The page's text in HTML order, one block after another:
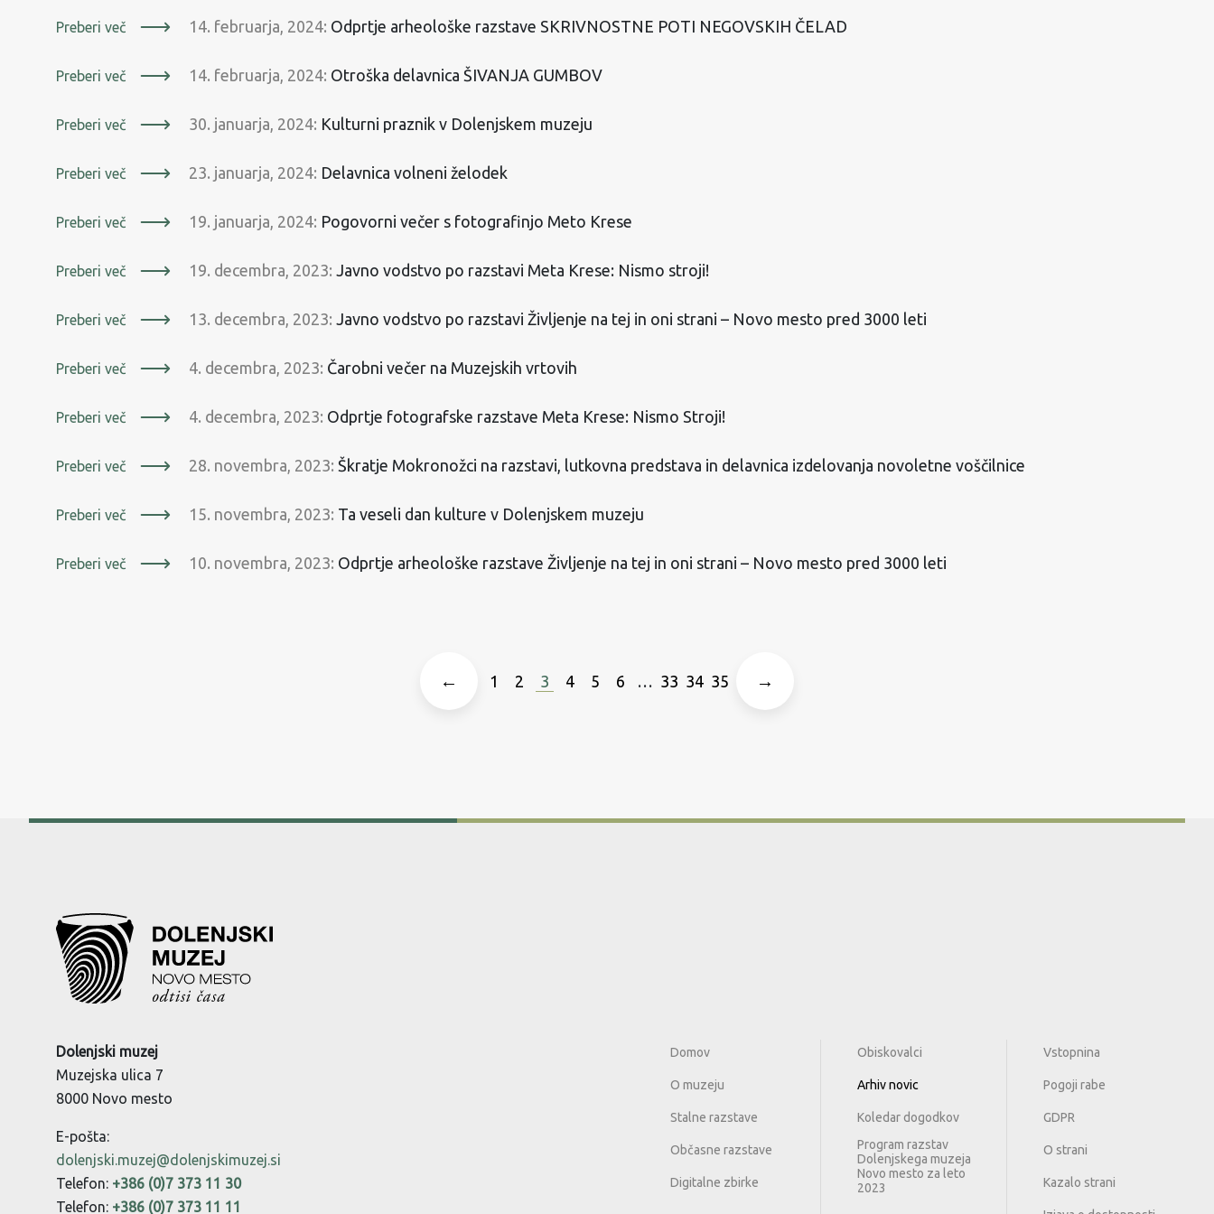
14. februarja, 2024: Odprtje arheološke razstave SKRIVNOSTNE POTI NEGOVSKIH ČELAD
Preberi več
14. februarja, 2024: Otroška delavnica ŠIVANJA GUMBOV
Preberi več
30. januarja, 2024: Kulturni praznik v Dolenjskem muzeju
Preberi več
23. januarja, 2024: Delavnica volneni želodek
Preberi več
19. januarja, 2024: Pogovorni večer s fotografinjo Meto Krese
Preberi več
19. decembra, 2023: Javno vodstvo po razstavi Meta Krese: Nismo stroji!
Preberi več
13. decembra, 2023: Javno vodstvo po razstavi Življenje na tej in oni strani – Novo mesto pred 3000 leti
Preberi več
4. decembra, 2023: Čarobni večer na Muzejskih vrtovih
Preberi več
4. decembra, 2023: Odprtje fotografske razstave Meta Krese: Nismo Stroji!
Preberi več
28. novembra, 2023: Škratje Mokronožci na razstavi, lutkovna predstava in delavnica izdelovanja novoletne voščilnice
Preberi več
15. novembra, 2023: Ta veseli dan kulture v Dolenjskem muzeju
Preberi več
10. novembra, 2023: Odprtje arheološke razstave Življenje na tej in oni strani – Novo mesto pred 3000 leti
Preberi več
← 1 2 3 4 5 6 … 33 34 35 →
Dolenjski muzej
Muzejska ulica 7
8000 Novo mesto
E-pošta:
dolenjski.muzej@dolenjskimuzej.si
Telefon: +386 (0)7 373 11 30
Telefon: +386 (0)7 373 11 11
Domov
O muzeju
Stalne razstave
Občasne razstave
Digitalne zbirke
Obiskovalci
Arhiv novic
Koledar dogodkov
Program razstav
Dolenjskega muzeja
Novo mesto za leto
2023
Vstopnina
Pogoji rabe
GDPR
O strani
Kazalo strani